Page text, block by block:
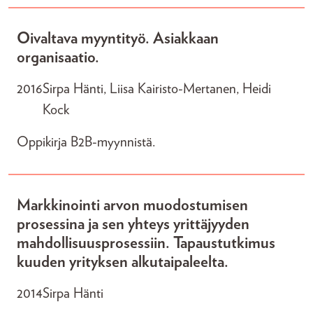
Oivaltava myyntityö. Asiakkaan
organisaatio.
2016Sirpa Hänti, Liisa Kairisto-Mertanen, Heidi
Kock
Oppikirja B2B-myynnistä.
Markkinointi arvon muodostumisen
prosessina ja sen yhteys yrittäjyyden
mahdollisuusprosessiin. Tapaustutkimus
kuuden yrityksen alkutaipaleelta.
2014Sirpa Hänti